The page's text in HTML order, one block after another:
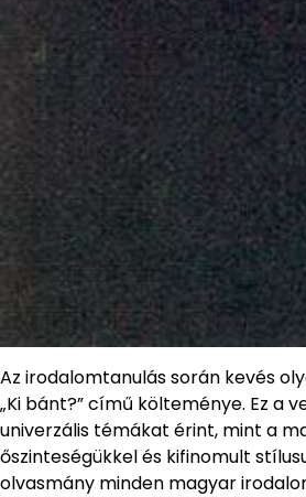
Az irodalomtanulás során kevés
„Ki bánt?” című költeménye. Ez a
univerzális témákat érint, mint a
őszinteségükkel és kifinomult
olvasmány minden magyar